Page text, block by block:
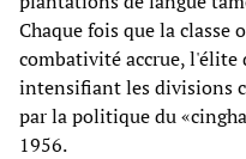
Chaque fois que la classe
combativité accrue, l'élite
intensifiant les divisions
par la politique du
1956.